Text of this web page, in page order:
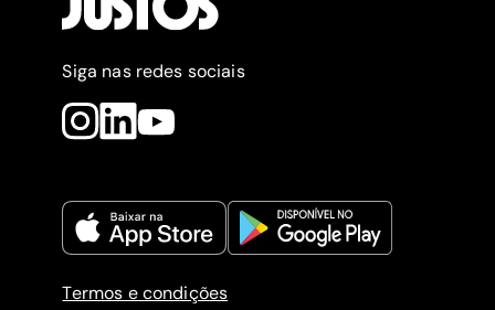
Siga nas redes sociais
Termos e condições